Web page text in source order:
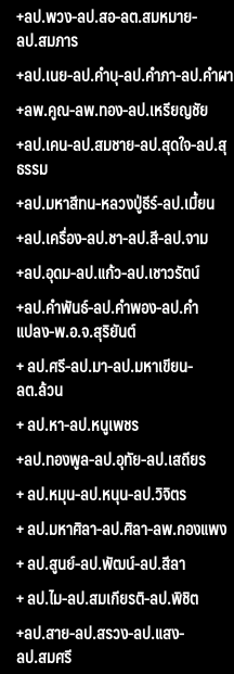
+ลป.พวง-ลป.สอ-ลต.สมหมาย-
ลป.สมภาร
+ลป.เนย-ลป.คำบุ-ลป.คำภา-ลป.คำผา
+ลพ.คูณ-ลพ.ทอง-ลป.เหรียญชัย
+ลป.เคน-ลป.สมชาย-ลป.สุดใจ-ลป.สุ
ธรรม
+ลป.มหาสีทน-หลวงปู่ธีร์-ลป.เมี้ยน
+ลป.เครื่อง-ลป.ชา-ลป.สี-ลป.จาม
+ลป.อุดม-ลป.แก้ว-ลป.เชาวรัตน์
+ลป.คำพันธ์-ลป.คำพอง-ลป.คำ
แปลง-พ.อ.จ.สุริยันต์
+ ลป.ศรี-ลป.มา-ลป.มหาเขียน-
ลต.ล้วน
+ ลป.หา-ลป.หนูเพชร
+ลป.ทองพูล-ลป.อุทัย-ลป.เสถียร
+ ลป.หมุน-ลป.หนุน-ลป.วิจิตร
+ ลป.มหาศิลา-ลป.ศิลา-ลพ.กองแพง
+ ลป.สูนย์-ลป.พัฒน์-ลป.สีลา
+ ลป.ไม-ลป.สมเกียรติ-ลป.พิชิต
+ลป.สาย-ลป.สรวง-ลป.แสง-
ลป.สมศรี